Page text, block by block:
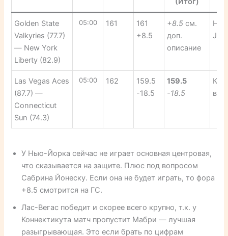
Golden State
Valkyries (77.7)
— New York
Liberty (82.9)
05:00 161
161
+8.5
+8.5 см.
доп.
описание
Н-
Las Vegas Aces
(87.7) —
Connecticut
Sun (74.3)
05:00 162
159.5
-18.5
159.5
-18.5
У Нью-Йорка сейчас не играет основная центровая,
что сказывается на защите. Плюс под вопросом
Сабрина Йонеску. Если она не будет играть, то фора
+8.5 смотрится на ГС.
Лас-Вегас победит и скорее всего крупно, т.к. у
Коннектикута матч пропустит Мабри — лучшая
разыгрывающая. Это если брать по цифрам